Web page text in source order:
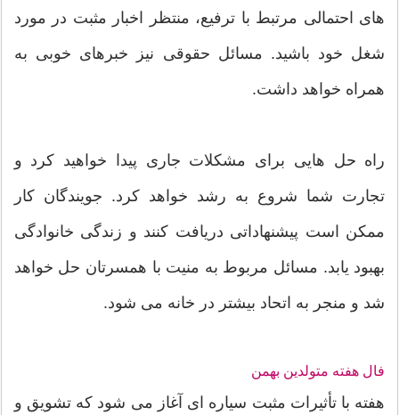
های احتمالی مرتبط با ترفیع، منتظر اخبار مثبت در مورد
شغل خود باشید. مسائل حقوقی نیز خبرهای خوبی به
همراه خواهد داشت.
راه حل هایی برای مشکلات جاری پیدا خواهید کرد و
تجارت شما شروع به رشد خواهد کرد. جویندگان کار
ممکن است پیشنهاداتی دریافت کنند و زندگی خانوادگی
بهبود یابد. مسائل مربوط به منیت با همسرتان حل خواهد
شد و منجر به اتحاد بیشتر در خانه می شود.
فال هفته متولدین بهمن
هفته با تأثیرات مثبت سیاره ای آغاز می شود که تشویق و